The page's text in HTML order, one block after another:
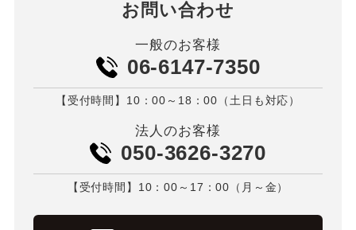
お問い合わせ
一般のお客様
06-6147-7350
【受付時間】10：00～18：00（土日も対応）
法人のお客様
050-3626-3270
【受付時間】10：00～17：00（月～金）